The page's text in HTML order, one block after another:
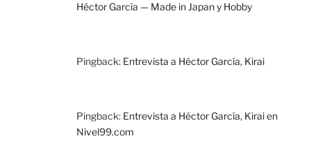
Héctor García — Made in Japan y Hobby
Pingback: Entrevista a Héctor García, Kirai
Pingback: Entrevista a Héctor García, Kirai en
Nivel99.com